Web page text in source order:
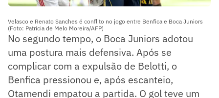
Velasco e Renato Sanches é conflito no jogo entre Benfica e Boca Juniors
(Foto: Patricia de Melo Moreira/AFP)
No segundo tempo, o Boca Juniors adotou
uma postura mais defensiva. Após se
complicar com a expulsão de Belotti, o
Benfica pressionou e, após escanteio,
Otamendi empatou a partida. O gol teve um